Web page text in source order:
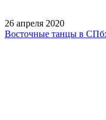
26 апреля 2020
Восточные танцы в СПб: